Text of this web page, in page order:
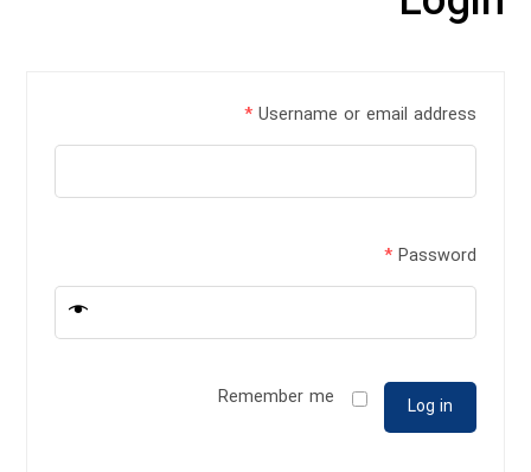
Username or email address
*
Password
*
Remember me Log in